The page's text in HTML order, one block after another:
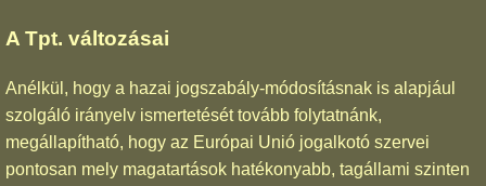
A Tpt. változásai
Anélkül, hogy a hazai jogszabály-módosításnak is alapjául
szolgáló irányelv ismertetését tovább folytatnánk,
megállapítható, hogy az Európai Unió jogalkotó szervei
pontosan mely magatartások hatékonyabb, tagállami szinten